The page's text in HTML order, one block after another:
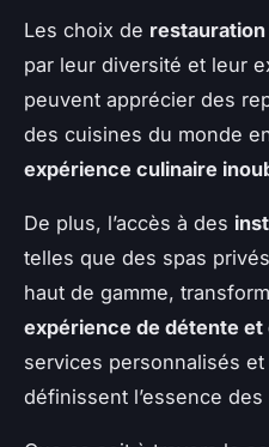
Les choix de restauration
par leur diversité et leur
peuvent apprécier des
des cuisines du monde
expérience culinaire
De plus, l’accès à des
telles que des spas
haut de gamme,
expérience de détente
services personnalisés
définissent l’essence